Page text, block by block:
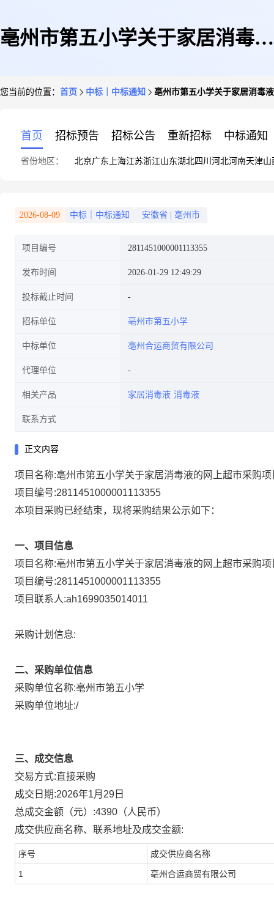
亳州市第五小学关于家居消毒液
您当前的位置： 首页 中标｜中标通知 亳州市第五小学关于家居消毒
首页 招标预告 招标公告 重新招标 中标通知
省份地区： 北京广东 上海江苏浙江山东湖北四川 河北河南天津山
2026-08-09 中标｜中标通知 安徽省 亳州市
项目编号 2811451000001113355
发布时间 2026-01-29 12:49:29
投标截止时间
招标单位 亳州市第五小学
中标单位 亳州合运商贸有限公司
代理单位
相关产品 家居消毒液 消毒液
联系方式
正文内容
项目名称:亳州市第五小学关于家居消毒液的网上超市采购项
项目编号:2811451000001113355
本项目采购已经结束，现将采购结果公示如下：
一、项目信息
项目名称:亳州市第五小学关于家居消毒液的网上超市采购项
项目编号:2811451000001113355
项目联系人:ah1699035014011
采购计划信息:
二、采购单位信息
采购单位名称:亳州市第五小学
采购单位地址:/
三、成交信息
交易方式:直接采购
成交日期:2026年1月29日
总成交金额（元）:4390 （人民币）
成交供应商名称、联系地址及成交金额:
序号 成交供应商名称
1 亳州合运商贸有限公司